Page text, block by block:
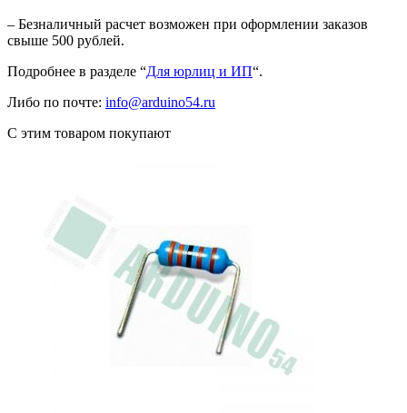
– Безналичный расчет возможен при оформлении заказов
свыше 500 рублей.
Подробнее в разделе “Для юрлиц и ИП“.
Либо по почте: info@arduino54.ru
С этим товаром покупают